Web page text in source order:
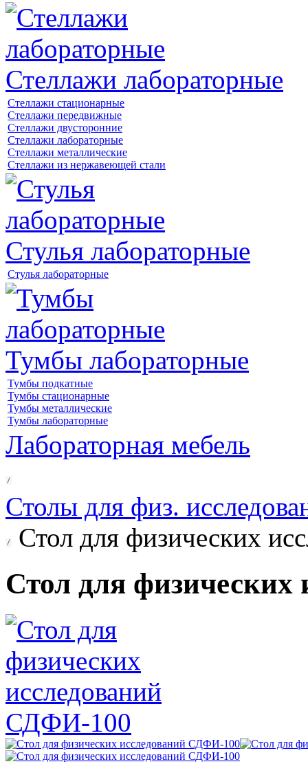
Стеллажи лабораторные
Стеллажи стационарные
Стеллажи передвижные
Стеллажи двусторонние
Стеллажи лабораторные
Стеллажи металлические
Стеллажи из нержавеющей стали
Стулья лабораторные
Стулья лабораторные
Тумбы лабораторные
Тумбы подкатные
Тумбы стационарные
Тумбы металлические
Тумбы лабораторные
Лабораторная мебель
Столы для физ.
Стол для физических
Стол для